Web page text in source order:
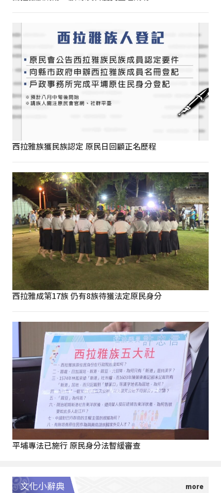
西拉雅族獲民族認定 原民日回顧正名歷程
西拉雅成第17族 仍有8族待獲法定原民身分
平埔專法已施行 原民身分法暫緩審查
文化小辭典